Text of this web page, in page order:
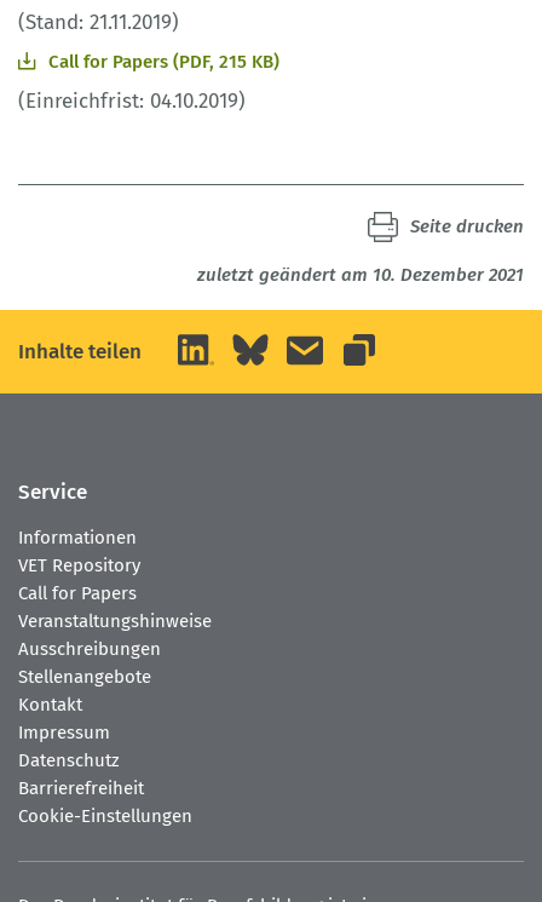
(Stand: 21.11.2019)
Call for Papers (PDF, 215 KB)
(Einreichfrist: 04.10.2019)
zuletzt geändert am 10. Dezember 2021
Seite drucken
Inhalte teilen LinkedInBlueskyE-Mail
Link kopieren
Service
Informationen
VET Repository
Call for Papers
Veranstaltungshinweise
Ausschreibungen
Stellenangebote
Kontakt
Impressum
Datenschutz
Barrierefreiheit
Cookie-Einstellungen